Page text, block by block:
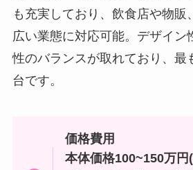
も充実しており、飲食店や物販
広い業態に対応可能。デザイン
性のバランスが取れており、最
台です。
価格費用
本体価格100~150万円